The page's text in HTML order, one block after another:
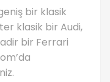
bir klasik
klasik bir Audi,
bir Ferrari